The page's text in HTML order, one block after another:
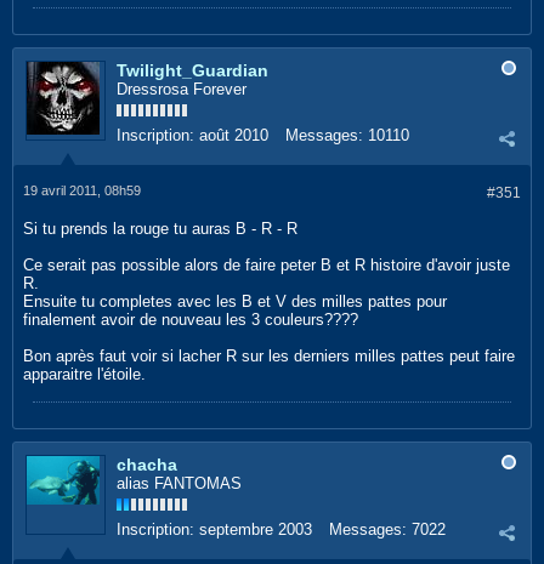
Twilight_Guardian
Dressrosa Forever
Inscription: août 2010 Messages: 10110
#351
19 avril 2011, 08h59
Si tu prends la rouge tu auras B - R - R
Ce serait pas possible alors de faire peter B et R histoire d'avoir juste
R.
Ensuite tu completes avec les B et V des milles pattes pour
finalement avoir de nouveau les 3 couleurs????
Bon après faut voir si lacher R sur les derniers milles pattes peut faire
apparaitre l'étoile.
chacha
alias FANTOMAS
Inscription: septembre 2003 Messages: 7022